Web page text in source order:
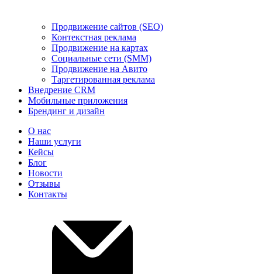
Продвижение сайтов (SEO)
Контекстная реклама
Продвижение на картах
Социальные сети (SMM)
Продвижение на Авито
Таргетированная реклама
Внедрение CRM
Мобильные приложения
Брендинг и дизайн
О нас
Наши услуги
Кейсы
Блог
Новости
Отзывы
Контакты